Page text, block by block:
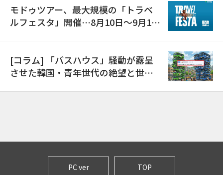
モドゥツアー、最大規模の「トラベ
ルフェスタ」開催…8月10日～9月11
[コラム] 「バスハウス」騒動が露呈
させた韓国・青年世代の絶望と世代
PC ver TOP